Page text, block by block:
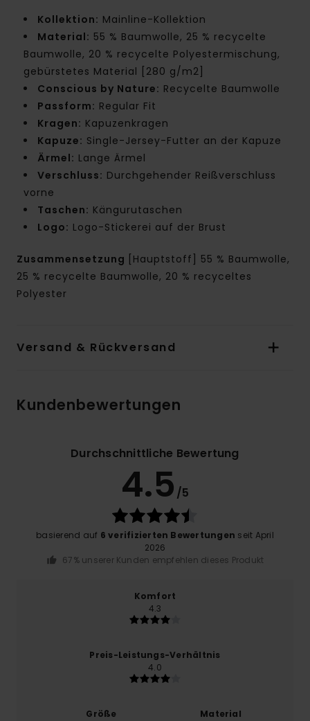
Kollektion: Mainline-Kollektion
Material: 55 % Baumwolle, 25 % recycelte
Baumwolle, 20 % recycelte Polyestermischung,
gebürstetes Material [280 g/m2]
Conscious by Nature: Recycelte Baumwolle
Passform: Regular Fit
Kragen: Kapuzenkragen
Kapuze: Single-Jersey-Futter an der Kapuze
Ärmel: Lange Ärmel
Verschluss: Durchgehender Reißverschluss
vorne
Taschen: Kängurutaschen
Logo: Logo-Stickerei auf der Brust
Zusammensetzung
[Hauptstoff] 55 % Baumwolle,
25 % recycelte Baumwolle, 20 % recyceltes
Polyester
Versand & Rückversand
Kundenbewertungen
Durchschnittliche Bewertung
4.5 /5
basierend auf 6 verifizierten Bewertungen seit April
2026
67% unserer Kunden empfehlen dieses Produkt
Komfort
4.3
Preis-Leistungs-Verhältnis
4.0
Größe
Material